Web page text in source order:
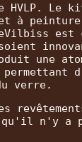
Le
à
est
une
verre.
n'y a